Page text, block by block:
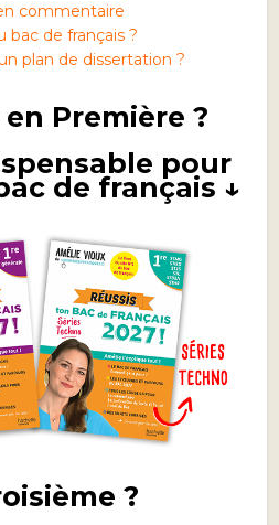
commentaire
bac de français ?
plan de dissertation ?
Première ?
pour
de français ↓
?